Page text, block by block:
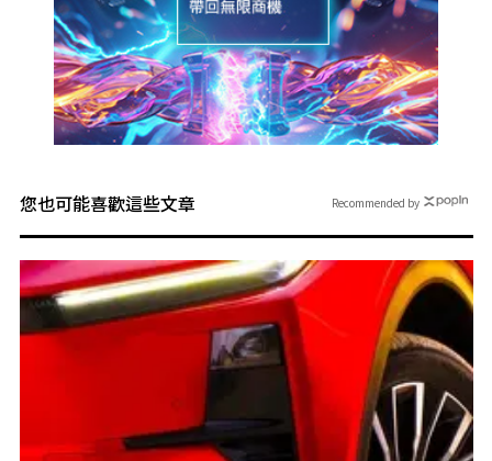
您也可能喜歡這些文章 Recommended by